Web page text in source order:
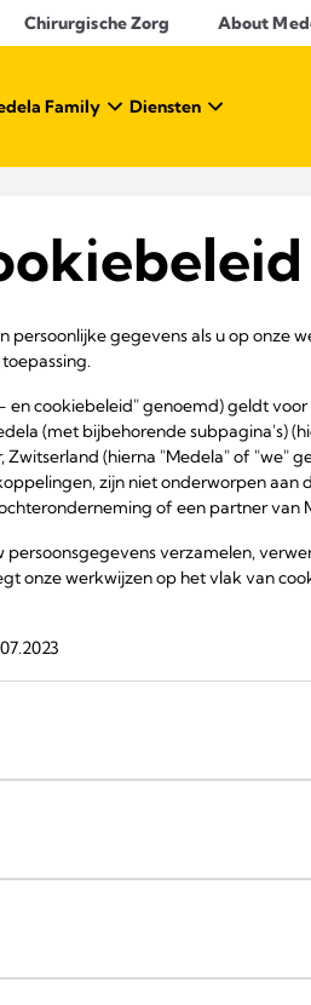
Chirurgische Zorg About
Family Diensten
gegevens als u op onze
cookiebeleid" genoemd) geldt
(met bijbehorende subpagina's)
Zwitserland (hierna "Medela" of "we"
zijn niet onderworpen
of een partner van
verzamelen,
onze werkwijzen op het vlak van